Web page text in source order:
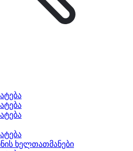
ხელთათმანები